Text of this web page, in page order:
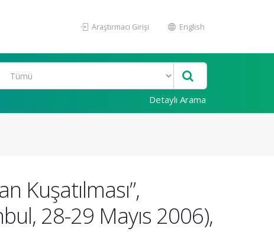
Araştırmacı Girişi English
Detaylı Arama
Kuşatılması”,
28-29 Mayıs 2006),